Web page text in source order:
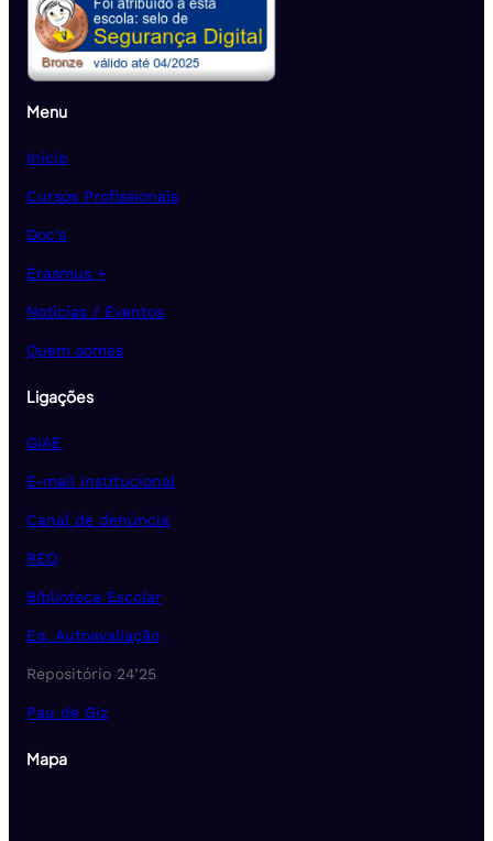
Menu
Início
Cursos Profissionais
Doc’s
Erasmus +
Notícias / Eventos
Quem somos
Ligações
GIAE
E-mail institucional
Canal de denúncia
REO
Biblioteca Escolar
Eq. Autoavaliação
Repositório 24’25
Pau de Giz
Mapa